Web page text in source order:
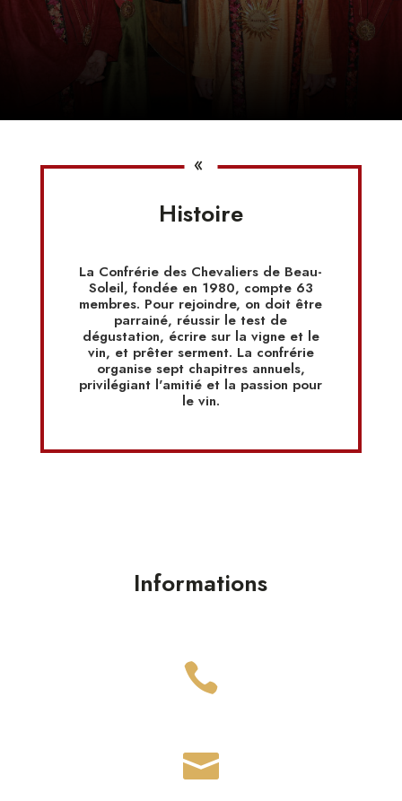
«
Histoire
La Confrérie des Chevaliers de Beau-
Soleil, fondée en 1980, compte 63
membres. Pour rejoindre, on doit être
parrainé, réussir le test de
dégustation, écrire sur la vigne et le
vin, et prêter serment. La confrérie
organise sept chapitres annuels,
privilégiant l'amitié et la passion pour
le vin.
Informations

